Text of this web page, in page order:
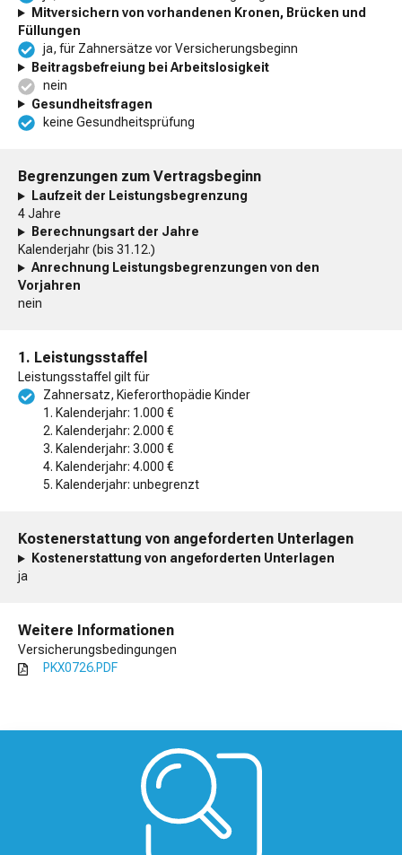
Mitversichern von vorhandenen Kronen, Brücken und
Füllungen
ja, für Zahnersätze vor Versicherungsbeginn
Beitragsbefreiung bei Arbeitslosigkeit
nein
Gesundheitsfragen
keine Gesundheitsprüfung
Begrenzungen zum Vertragsbeginn
Laufzeit der Leistungsbegrenzung
4 Jahre
Berechnungsart der Jahre
Kalenderjahr (bis 31.12.)
Anrechnung Leistungsbegrenzungen von den
Vorjahren
nein
1. Leistungsstaffel
Leistungsstaffel gilt für
Zahnersatz, Kieferorthopädie Kinder
1. Kalenderjahr: 1.000 €
2. Kalenderjahr: 2.000 €
3. Kalenderjahr: 3.000 €
4. Kalenderjahr: 4.000 €
5. Kalenderjahr: unbegrenzt
Kostenerstattung von angeforderten Unterlagen
Kostenerstattung von angeforderten Unterlagen
ja
Weitere Informationen
Versicherungsbedingungen
PKX0726.PDF